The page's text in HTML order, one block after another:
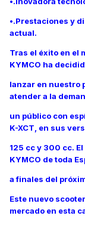
•.Prestaciones y
actual.
Tras el éxito en el
KYMCO ha
lanzar en nuestro
atender a la
un público con
K-XCT, en sus
125 cc y 300 cc.
KYMCO de toda
a finales del
Este nuevo
mercado en esta